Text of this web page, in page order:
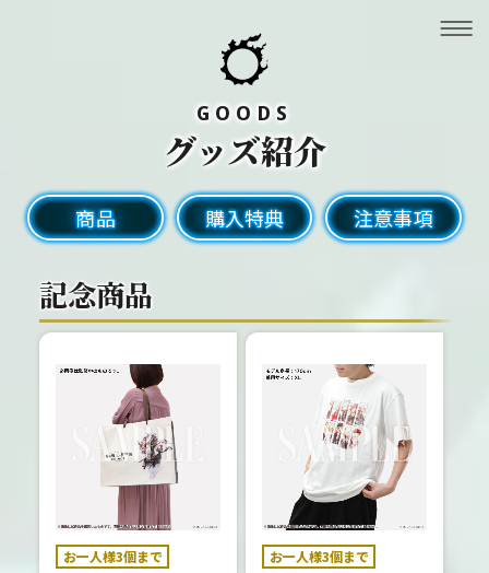
催
GOODS
グッズ紹介
商品 購入特典 注意事項
記念商品
お一人様3個まで お一人様3個まで